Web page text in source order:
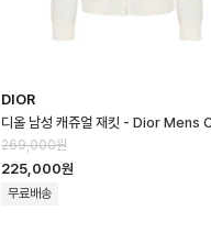
DIOR
269,000원
225,000원
무료배송